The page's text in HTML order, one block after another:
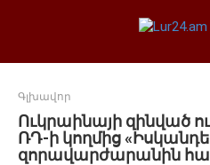
Գլխավոր
Ուկրաինայի զինված
ՌԴ-ի կողմից
զորավարժարանին